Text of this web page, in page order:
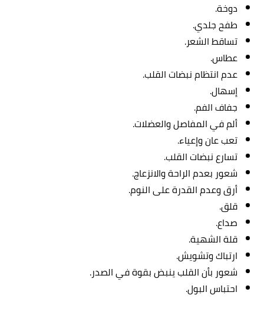
دوخة.
طفح جلدي.
تساقط الشعر.
عطاس.
عدم انتظام نبضات القلب.
إسهال.
جفاف الفم.
ألم في المفاصل والعضلات.
تعب عان وإعياء.
تسارع نبضات القلب.
شعور بعدم الراحة والانزعاج.
أرق وعدم القدرة على النوم.
قلق.
صداع.
قلة الشهية.
ارتباك وتشويش.
شعور بأن القلب ينبض بقوة في الصدر.
احتباس البول.